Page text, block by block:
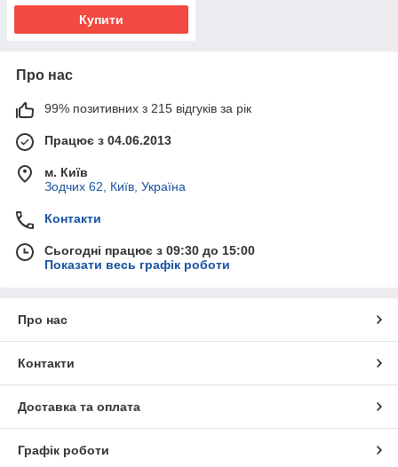
Купити
Про нас
99% позитивних з 215 відгуків за рік
Працює з 04.06.2013
м. Київ
Зодчих 62, Київ, Україна
Контакти
Сьогодні працює з 09:30 до 15:00
Показати весь графік роботи
Про нас
Контакти
Доставка та оплата
Графік роботи